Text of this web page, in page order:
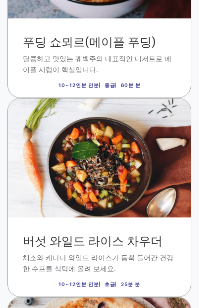
푸딩 쇼뫼르(메이플 푸딩)
달콤하고 맛있는 퀘벡주의 대표적인 디저트로 메
이플 시럽이 핵심입니다.
10~12인분 인분 중급 60분 분
이
버섯 와일드 라이스 차우더
채소와 캐나다 와일드 라이스가 듬뿍 들어간 건강
한 수프를 식탁에 올려 보세요.
10~12인분 인분 초급 25분 분
이